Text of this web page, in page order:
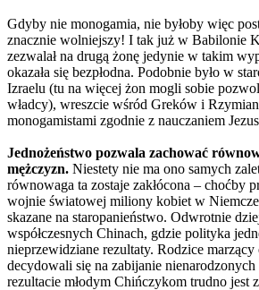
Gdyby nie monogamia, nie byłoby więc
znacznie wolniejszy! I tak już w Babilonie
zezwalał na drugą żonę jedynie w takim
okazała się bezpłodna. Podobnie było w
Izraelu (tu na więcej żon mogli sobie
władcy), wreszcie wśród Greków i
monogamistami zgodnie z nauczaniem
Jednożeństwo pozwala zachować
mężczyzn. Niestety nie ma ono samych
równowaga ta zostaje zakłócona – choćby
wojnie światowej miliony kobiet w
skazane na staropanieństwo. Odwrotnie
współczesnych Chinach, gdzie polityka
nieprzewidziane rezultaty. Rodzice marzący
decydowali się na zabijanie
rezultacie młodym Chińczykom trudno jest